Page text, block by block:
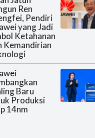
Ren
Pendiri
yang Jadi
Ketahanan
Kemandirian
Baru
Produksi
14nm